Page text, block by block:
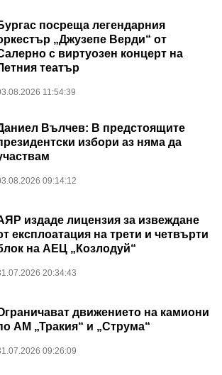
посреща легендарния
„Джузепе Верди“ от
с виртуозен концерт на
театър
11:54:39
Вълчев: В предстоящите
избори аз няма да
09:14:12
издаде лицензия за извеждане
експлоатация на трети и четвърти
на АЕЦ „Козлодуй“
20:34:43
движението на камиони
АМ „Тракия“ и „Струма“
09:26:09